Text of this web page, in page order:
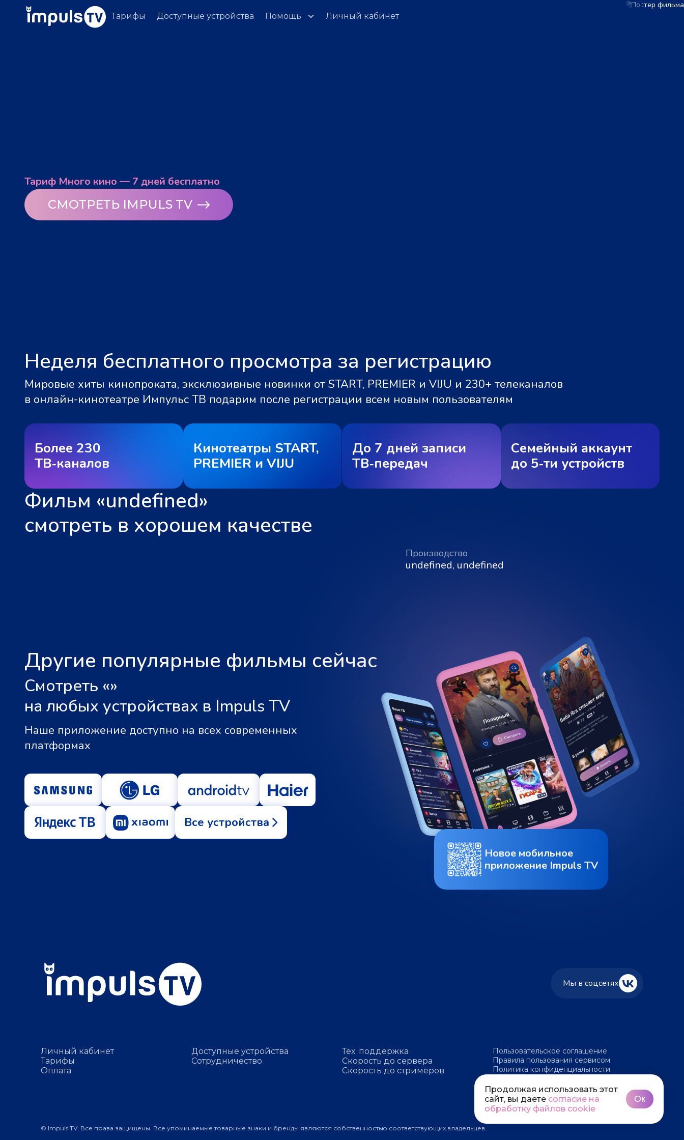
Тарифы Доступные устройства Помощь Личный кабинет
Тариф Много кино — 7 дней бесплатно
СМОТРЕТЬ IMPULS TV
Неделя бесплатного просмотра за регистрацию
Мировые хиты кинопроката, эксклюзивные новинки от START, PREMIER и VIJU и 230+ телеканалов
в онлайн-кинотеатре Импульс ТВ подарим после регистрации всем новым пользователям
Более 230
ТВ‑каналов
Кинотеатры START,
PREMIER и VIJU
До 7 дней записи
ТВ‑передач
Семейный аккаунт
до 5‑ти устройств
Фильм «undefined»
смотреть в хорошем качестве
Производство
undefined, undefined
Другие популярные фильмы сейчас
Смотреть «»
на любых устройствах в Impuls TV
Наше приложение доступно на всех современных
платформах
Все устройства
Новое мобильное
приложение Impuls TV
Мы в соцсетях
Личный кабинет
Тарифы
Оплата
Доступные устройства
Сотрудничество
Тех. поддержка
Скорость до сервера
Скорость до стримеров
Пользовательское соглашение
Правила пользования сервисом
Политика конфиденциальности
© Impuls TV. Все права защищены. Все упоминаемые товарные знаки и бренды являются собственностью соответствующих владельцев.
Продолжая использовать этот
сайт, вы даете согласие на
обработку файлов cookie
Ок